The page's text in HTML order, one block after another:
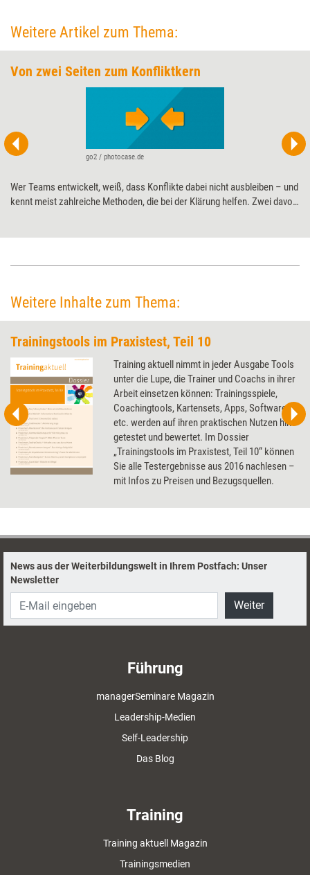
Weitere Artikel zum Thema:
Von zwei Seiten zum Konfliktkern
go2 / photocase.de
Wer Teams entwickelt, weiß, dass Konflikte dabei nicht ausbleiben – und
kennt meist zahlreiche Methoden, die bei der Klärung helfen. Zwei davon
Weitere Inhalte zum Thema:
Trainingstools im Praxistest, Teil 10
Training aktuell nimmt in jeder Ausgabe Tools
unter die Lupe, die Trainer und Coachs in ihrer
Arbeit einsetzen können: Trainingsspiele,
Coachingtools, Kartensets, Apps, Software
etc. werden auf ihren praktischen Nutzen hin
getestet und bewertet. Im Dossier
„Trainingstools im Praxistest, Teil 10“ können
Sie alle Testergebnisse aus 2016 nachlesen –
mit Infos zu Preisen und Bezugsquellen.
News aus der Weiterbildungswelt in Ihrem Postfach: Unser
Newsletter
Weiter
Führung
managerSeminare Magazin
Leadership-Medien
Self-Leadership
Das Blog
Training
Training aktuell Magazin
Trainingsmedien